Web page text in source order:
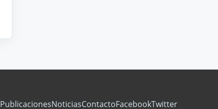
PublicacionesNoticiasContactoFacebookTwitter